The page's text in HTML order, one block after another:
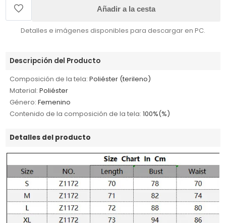
Añadir a la cesta
Detalles e imágenes disponibles para descargar en PC.
Descripción del Producto
Composición de la tela: Poliéster (terileno)
Material: Poliéster
Género: Femenino
Contenido de la composición de la tela: 100%(%)
Detalles del producto